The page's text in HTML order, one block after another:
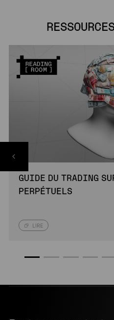
GUIDE DU TRADING
PERPÉTUELS
LIRE